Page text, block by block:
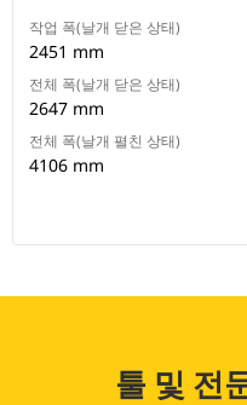
작업 폭(날개 닫은 상태)
2451 mm
전체 폭(날개 닫은 상태)
2647 mm
전체 폭(날개 펼친 상태)
4106 mm
툴 및 전